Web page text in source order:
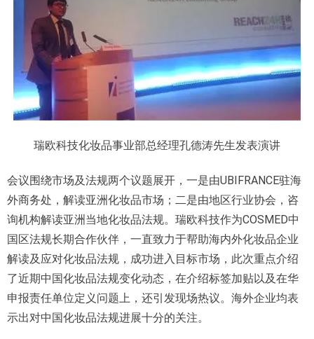
瑞欧科技化妆品事业部总经理孔德涛先生发表演讲
会议围绕市场及法规两个议题展开，一是由UBIFRANCE驻海
外商务处，解读亚洲化妆品市场；二是由地区行业协会，咨
询机构解读亚洲当地化妆品法规。瑞欧科技作为COSMED中
国区法规长期合作伙伴，一直致力于帮助海内外化妆品企业
解读及应对化妆品法规，成功进入目标市场，此次重点介绍
了近期中国化妆品法规变化动态，在介绍标签加贴以及在华
申报责任单位定义问题上，还引发现场热议。海外企业均表
示出对中国化妆品法规进展十分的关注。